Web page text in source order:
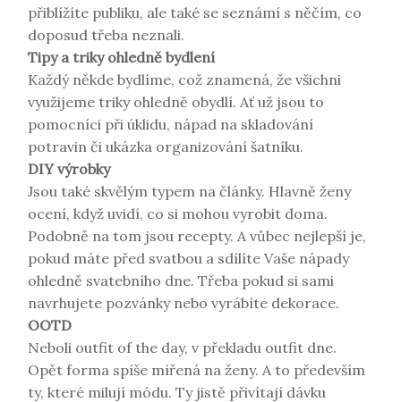
přiblížíte publiku, ale také se seznámí s něčím, co
doposud třeba neznali.
Tipy a triky ohledně bydlení
Každý někde bydlíme, což znamená, že všichni
využijeme triky ohledně obydlí. Ať už jsou to
pomocníci při úklidu, nápad na skladování
potravin či ukázka organizování šatníku.
DIY výrobky
Jsou také skvělým typem na články. Hlavně ženy
ocení, když uvidí, co si mohou vyrobit doma.
Podobně na tom jsou recepty. A vůbec nejlepší je,
pokud máte před svatbou a sdílíte Vaše nápady
ohledně svatebního dne. Třeba pokud si sami
navrhujete pozvánky nebo vyrábíte dekorace.
OOTD
Neboli outfit of the day, v překladu outfit dne.
Opět forma spíše mířená na ženy. A to především
ty, které milují módu. Ty jistě přivítají dávku